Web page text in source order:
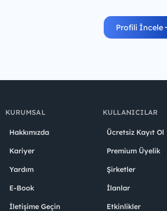
Profili İncele
KURUMSAL
Hakkımızda
Kariyer
Yardım
E-Book
İletişime Geçin
KULLANICILAR
Ücretsiz Kayıt Ol
Premium Üyelik
Şirketler
İlanlar
Etkinlikler